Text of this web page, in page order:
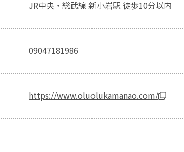
JR中央・総武線 新小岩駅 徒歩10分以内
09047181986
https://www.oluolukamanao.com/